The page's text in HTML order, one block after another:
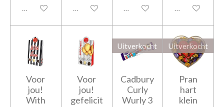
Uitgeschakeld Uitgeschakeld Uitgeschakeld Uitgeschakeld
Voor
jou!
With
Voor
jou!
gefelicit
Uitverkocht
Cadbury
Curly
Wurly 3
Uitverkocht
Pran
hart
klein